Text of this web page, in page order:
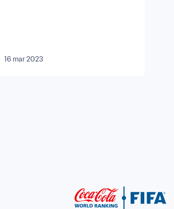
16 mar 2023